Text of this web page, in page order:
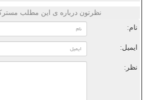
نظرتون درباره ی این مطلب
نام:
ایمیل:
نظر: